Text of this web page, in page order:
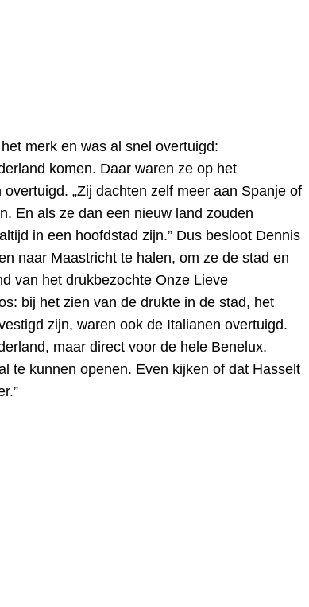
merk en was al snel overtuigd:
komen. Daar waren ze op het
„Zij dachten zelf meer aan Spanje of
En als ze dan een nieuw land zouden
in een hoofdstad zijn.” Dus besloot Dennis
naar Maastricht te halen, om ze de stad en
van het drukbezochte Onze Lieve
bij het zien van de drukte in de stad, het
zijn, waren ook de Italianen overtuigd.
maar direct voor de hele Benelux.
te kunnen openen. Even kijken of dat Hasselt